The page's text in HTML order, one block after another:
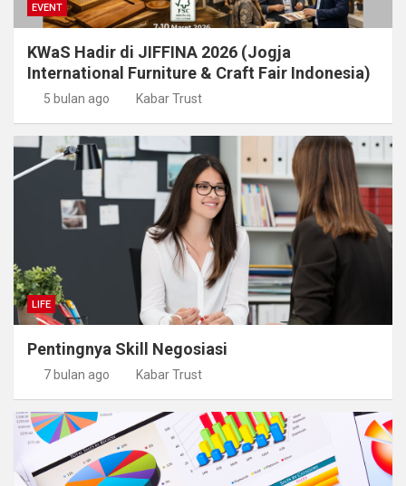
EVENT
KWaS Hadir di JIFFINA 2026 (Jogja
International Furniture & Craft Fair Indonesia)
5 bulan ago Kabar Trust
LIFE
Pentingnya Skill Negosiasi
7 bulan ago Kabar Trust